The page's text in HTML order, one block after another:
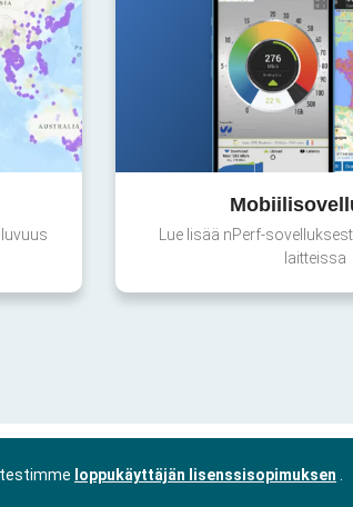
Lue lisää nPerf-
laitteissa
loppukäyttäjän lisenssisopimuksen